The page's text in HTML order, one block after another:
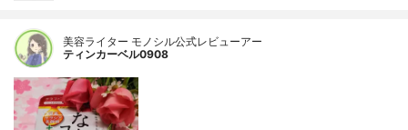
美容ライター モノシル公式レビューアー
ティンカーベル0908